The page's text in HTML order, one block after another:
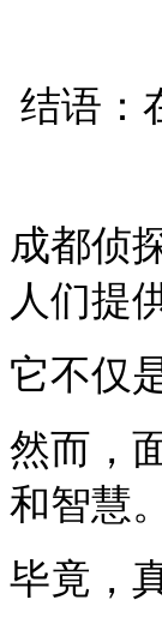
结语：
成都侦
人们提
它不仅
然而，
和智慧。
毕竟，